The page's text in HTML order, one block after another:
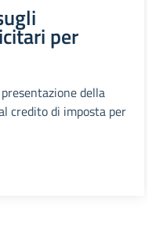
per
della
credito di imposta per